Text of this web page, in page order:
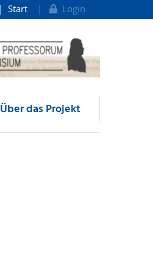
Start Login
Über das Projekt